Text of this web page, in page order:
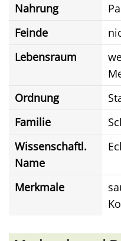
Nahrung
Feinde
Lebensraum
Ordnung
Familie
Wissenschaftl.
Name
Merkmale